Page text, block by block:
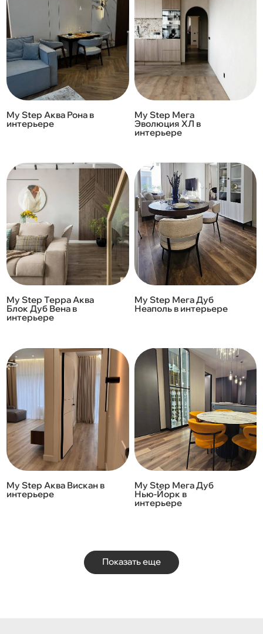
My Step Аква Рона в
интерьере
My Step Мега
Эволюция ХЛ в
интерьере
My Step Терра Аква
Блок Дуб Вена в
интерьере
My Step Мега Дуб
Неаполь в интерьере
My Step Аква Вискан в
интерьере
My Step Мега Дуб
Нью-Йорк в
интерьере
Показать еще